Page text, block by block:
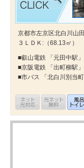
京都市左京区北白川山
３ＬＤＫ:（68.13㎡）
■叡山電鉄 「元田中駅
■京阪電鉄 「出町柳駅
■市バス 「北白川別当